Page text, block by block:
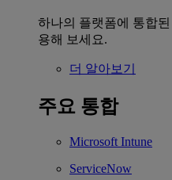
하나의 플랫폼에 통합
용해 보세요.
더 알아보기
주요 통합
Microsoft Intune
ServiceNow